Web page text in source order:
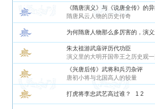
《隋唐演义》与《说唐全传》的
隋唐风云人物的历史传奇
为何隋唐人物那么多厉害的，演
朱太祖游武庙评历代功臣
演义里的大明开国帝王之历史观
《兴唐后传》武将和兵刃杂评
唐初小将与北国高人的较量
打虎将李忠武艺高过谁？ 1 2